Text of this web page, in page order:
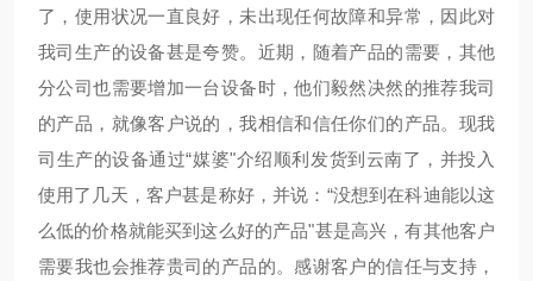
了，使用状况一直良好，未出现任何故障和异常，因此对
我司生产的设备甚是夸赞。近期，随着产品的需要，其他
分公司也需要增加一台设备时，他们毅然决然的推荐我司
的产品，就像客户说的，我相信和信任你们的产品。现我
司生产的设备通过“媒婆"介绍顺利发货到云南了，并投入
使用了几天，客户甚是称好，并说：“没想到在科迪能以这
么低的价格就能买到这么好的产品"甚是高兴，有其他客户
需要我也会推荐贵司的产品的。感谢客户的信任与支持，